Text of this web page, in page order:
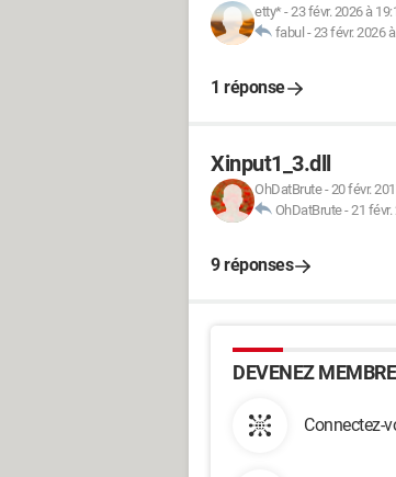
etty*-23 févr. 2026 à
fabul -23 févr. 2026
1 réponse
Xinput1_3.dll
OhDatBrute-20 févr.
OhDatBrute-21 févr.
9 réponses
DEVENEZ
Connectez-